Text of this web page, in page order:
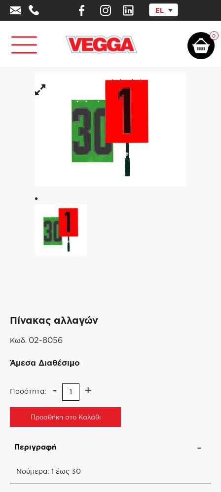
EL
0
Αρχική σελίδα
Αθλητικά Είδη -
Πίνακας αλλαγών
Κωδ. 02-8056
Άμεσα Διαθέσιμο
- +
Ποσότητα:
Προσθήκη στο Καλάθι
Περιγραφή
Νούμερα: 1 έως 30